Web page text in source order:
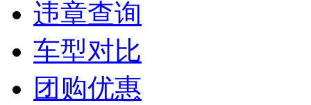
违章查询
车型对比
团购优惠